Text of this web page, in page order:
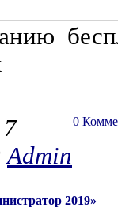
0
Admin
2019»